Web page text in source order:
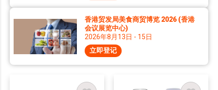
香港贸发局美食商贸博览 2026 (香港
会议展览中心)
2026年8月13日 - 15日
立即登记